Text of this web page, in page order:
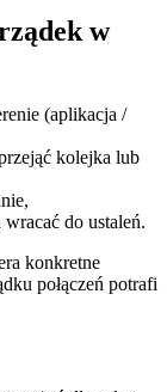
w
(aplikacja /
kolejka lub
wracać do ustaleń.
konkretne
połączeń potrafi